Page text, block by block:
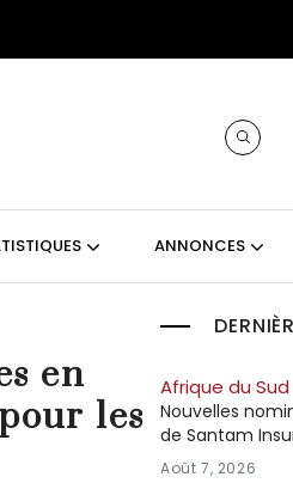
ANNONCES
en
les
Afrique du Sud
Nouvelles
de Santam
Août 7, 2026